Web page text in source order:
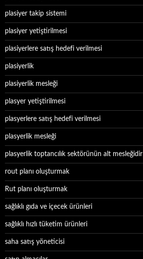
plasiyer takip sistemi
plasiyer yetiştirilmesi
plasiyerlere satış hedefi verilmesi
plasiyerlik
plasiyerlik mesleği
plasyer yetiştirilmesi
plasyerlere satış hedefi verilmesi
plasyerlik mesleği
plasyerlik toptancılık sektörünün alt mesleğidir
rout planı oluşturmak
Rut planı oluşturmak
sağlıklı gıda ve içecek ürünleri
sağlıklı hızlı tüketim ürünleri
saha satış yöneticisi